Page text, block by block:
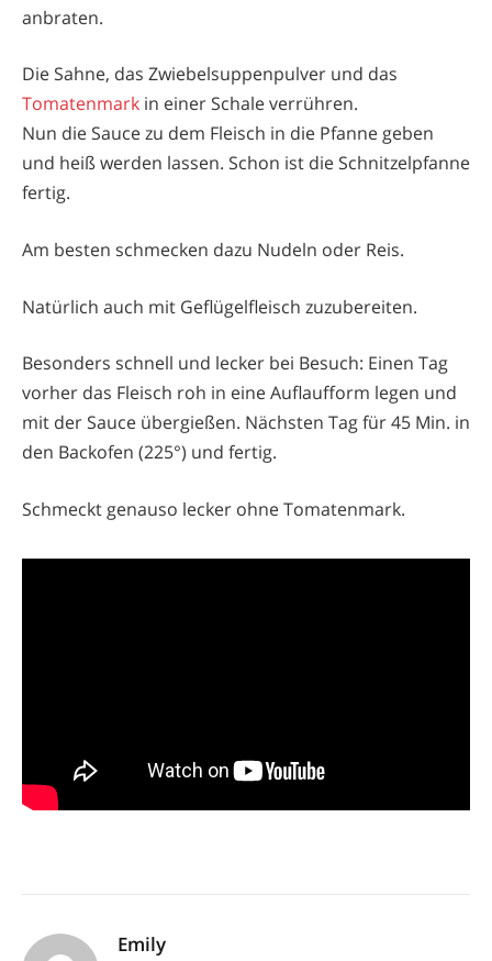
anbraten.
Die Sahne, das Zwiebelsuppenpulver und das
Tomatenmark in einer Schale verrühren.
Nun die Sauce zu dem Fleisch in die Pfanne geben
und heiß werden lassen. Schon ist die Schnitzelpfanne
fertig.
Am besten schmecken dazu Nudeln oder Reis.
Natürlich auch mit Geflügelfleisch zuzubereiten.
Besonders schnell und lecker bei Besuch: Einen Tag
vorher das Fleisch roh in eine Auflaufform legen und
mit der Sauce übergießen. Nächsten Tag für 45 Min. in
den Backofen (225°) und fertig.
Schmeckt genauso lecker ohne Tomatenmark.
Emily